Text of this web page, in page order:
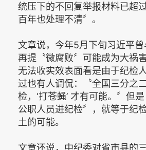
统压下的不回复举报材料已超
百年也处理不清〞。
文章说，今年5月下旬习近平曾
再提〝微腐败〞可能成为大祸
无法收实效表面看是由于纪检
过也有人调侃：〝全国三分之
检，‘打苍蝇’ 才有可能。〞但
公职人员进纪检〞，就等于纪
土的可能。
文章还说，中纪委对省市县的